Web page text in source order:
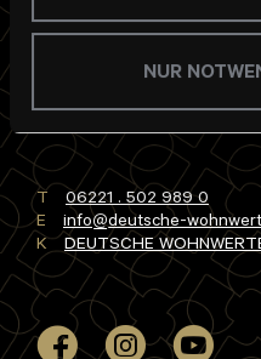
NUR
DEUTSCHE WOHNWERTE
69115 Heidelberg
T
06221 . 502 989 0
E
info deutsche-
K
DEUTSCHE